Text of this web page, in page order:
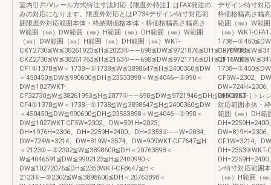
室内引戸/Vレール方式特注寸法対応【限度外特注】はFAX発注の
みの対応になります。限度外対応とはP.734デザイン特寸対応範
囲限度外対応範囲本体・枠納期価格本体・枠価格幅高さ幅高さ
W範囲（㎜）DW範囲（㎜）H範囲（㎜）DH範囲（㎜）W範囲
（㎜）DW範囲（㎜）H範囲（㎜）DH範囲（㎜）WKT-
CKY2730≦W≦38261923≦H≦2023①――698≦DW≦9721876≦DH≦1976WKT-
CKZ2730≦W≦38261763≦H≦2163①――698≦DW≦9721716≦DH≦2116WKT-
CF1①1378≦W＜1738―①1738≦W≦3898647≦H≦2400360≦DW
＜450450≦DW≦990600≦DH≦23533898＜W≦4046―②990＜
DW≦1027WKT-
CF32730≦W≦38261993≦H≦2077①――698≦DW≦9721946≦DH≦2030WKT-
CF4①1378≦W＜1738―①1738≦W≦3898647≦H≦2400360≦DW
＜450450≦DW≦990600≦DH≦23533898＜W≦4046―②990＜
DW≦1027WKT-CF5W=2302、DW=591H=2023、
DH=1976H=2306、DH=2259H=2400、DH=2353①――W=2834、
DW=724W=3214、DW=819W=3574、DW=909WKT-CF7647≦H
＜2123①―②2302≦W≦3898600≦DH＜20763898＜
W≦4046591≦DW≦9902123≦H≦2400990＜
DW≦10272076≦DH≦2353WKT-CF8647≦H＜
2123①―②2302≦W≦3898600≦DH＜20763898＜
デザイン特寸対
枠価格幅高さ幅
範囲（㎜）W範
（㎜）WKT-
CF5W=2302、
DW=724H=2306
DH=2353［トレ
対応範囲本体・
範囲（㎜）DH範
DW=819H=2306
CF1W=3214、
DH=2353③WKT-
ン特寸対応範囲
（㎜）H範囲（